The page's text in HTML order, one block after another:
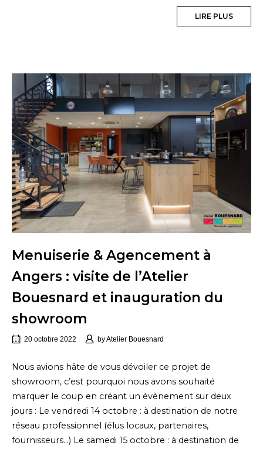
LIRE PLUS
Menuiserie & Agencement à
Angers : visite de l’Atelier
Bouesnard et inauguration du
showroom
20 octobre 2022 byAtelier Bouesnard
Nous avions hâte de vous dévoiler ce projet de
showroom, c’est pourquoi nous avons souhaité
marquer le coup en créant un évènement sur deux
jours : Le vendredi 14 octobre : à destination de notre
réseau professionnel (élus locaux, partenaires,
fournisseurs…) Le samedi 15 octobre : à destination de